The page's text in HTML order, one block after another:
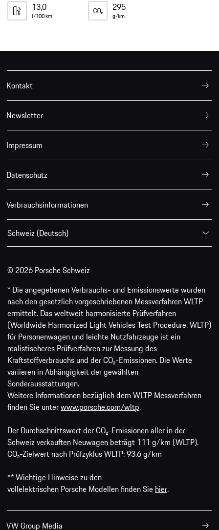
13,0
l/100 km
295
g/km
Kontakt
Newsletter
Impressum
Datenschutz
Verbrauchsinformationen
Schweiz (Deutsch)
© 2026 Porsche Schweiz
* Die angegebenen Verbrauchs- und Emissionswerte wurden
nach den gesetzlich vorgeschriebenen Messverfahren WLTP
ermittelt. Das weltweit harmonisierte Prüfverfahren
(Worldwide Harmonized Light Vehicles Test Procedure, WLTP)
für Personenwagen und leichte Nutzfahrzeuge ist ein
realistischeres Prüfverfahren zur Messung des
Kraftstoffverbrauchs und der CO₂-Emissionen. Die Werte
variieren in Abhängigkeit der gewählten
Sonderausstattungen.
Weitere Informationen bezüglich dem WLTP Messverfahren
finden Sie unterwww.porsche.com/wltp.
Der Durchschnittswert der CO₂-Emissionen aller in der
Schweiz verkauften Neuwagen beträgt 111 g/km (WLTP).
CO₂-Zielwert nach Prüfzyklus WLTP: 93.6 g/km
** Wichtige Hinweise zu den
vollelektrischen Porsche Modellen finden Sie hier.
VW Group Media